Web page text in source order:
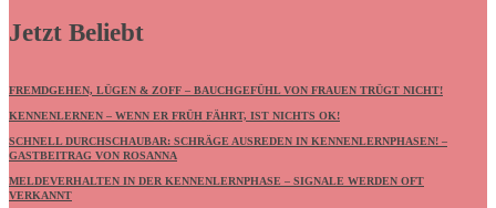
Jetzt Beliebt
FREMDGEHEN, LÜGEN & ZOFF – BAUCHGEFÜHL VON FRAUEN TRÜGT NICHT!
KENNENLERNEN – WENN ER FRÜH FÄHRT, IST NICHTS OK!
SCHNELL DURCHSCHAUBAR: SCHRÄGE AUSREDEN IN KENNENLERNPHASEN! –
GASTBEITRAG VON ROSANNA
MELDEVERHALTEN IN DER KENNENLERNPHASE – SIGNALE WERDEN OFT
VERKANNT